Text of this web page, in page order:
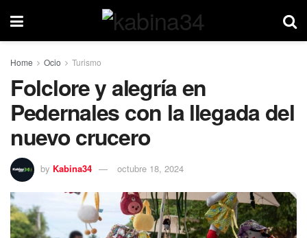
Home Ocio Turismo
Folclore y alegría en
Pedernales con la llegada del
nuevo crucero
by Kabina34 octubre 18, 2024